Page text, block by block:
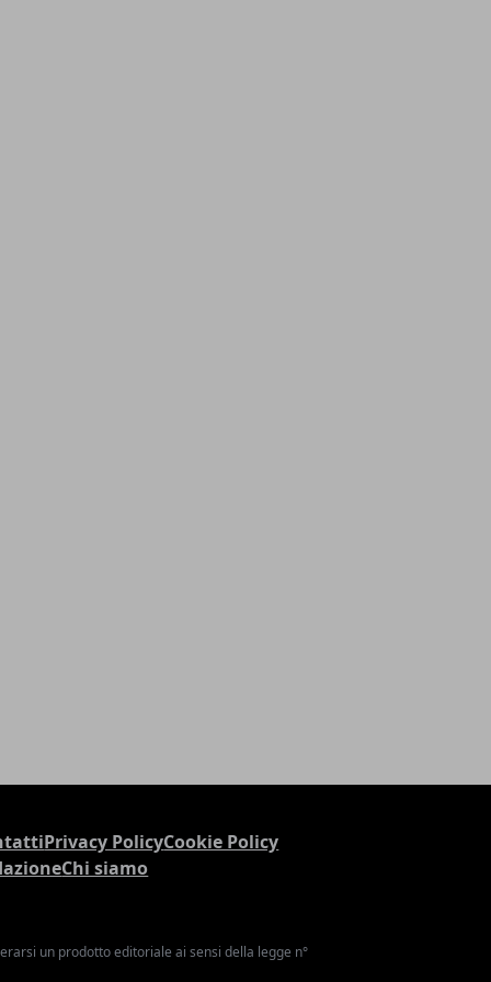
Privacy PolicyCookie Policy
Chi siamo
un prodotto editoriale ai sensi della legge n°